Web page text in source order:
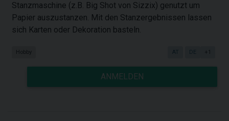
Stanzmaschine (z.B. Big Shot von Sizzix) genutzt um
Papier auszustanzen. Mit den Stanzergebnissen lassen
sich Karten oder Dekoration basteln.
Hobby AT DE +1
ANMELDEN